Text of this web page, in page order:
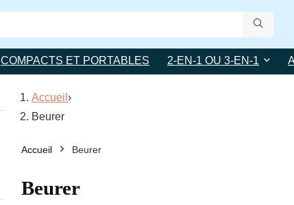
COMPACTS ET PORTABLES 2-EN-1 OU 3-EN-1
Accueil ›
Beurer
Accueil Beurer
Beurer